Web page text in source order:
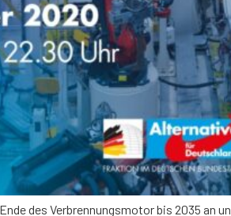
des Verbrennungsmotor bis 2035